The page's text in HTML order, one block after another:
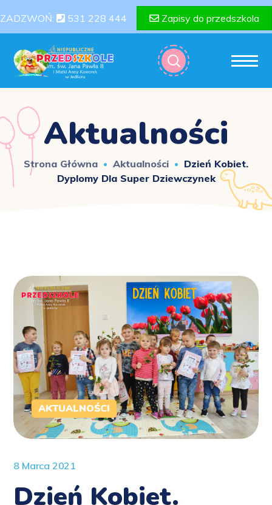
ZADZWOŃ: 531 228 444 Zapisy do przedszkola
Aktualności
Strona Główna Aktualności
Dzień Kobiet.
Dyplomy Dla Super Dziewczynek
AKTUALNOŚCI
8 Marca 2021
Dzień Kobiet.